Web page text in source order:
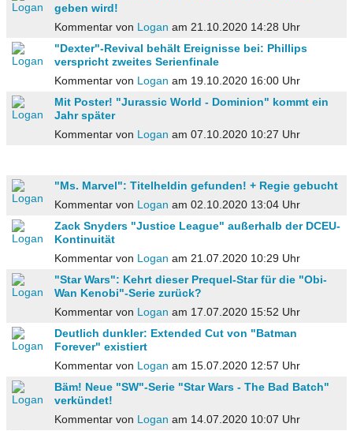
geben wird!
Kommentar von Logan am 21.10.2020 14:28 Uhr
"Dexter"-Revival behält Ereignisse bei: Phillips
verspricht zweites Serienfinale
Kommentar von Logan am 19.10.2020 16:00 Uhr
Mit Poster! "Jurassic World - Dominion" kommt ein
Jahr später
Kommentar von Logan am 07.10.2020 10:27 Uhr
"Ms. Marvel": Titelheldin gefunden! + Regie gebucht
Kommentar von Logan am 02.10.2020 13:04 Uhr
Zack Snyders "Justice League" außerhalb der DCEU-
Kontinuität
Kommentar von Logan am 21.07.2020 10:29 Uhr
"Star Wars": Kehrt dieser Prequel-Star für die "Obi-
Wan Kenobi"-Serie zurück?
Kommentar von Logan am 17.07.2020 15:52 Uhr
Deutlich dunkler: Extended Cut von "Batman
Forever" existiert
Kommentar von Logan am 15.07.2020 12:57 Uhr
Bäm! Neue "SW"-Serie "Star Wars - The Bad Batch"
verkündet!
Kommentar von Logan am 14.07.2020 10:07 Uhr